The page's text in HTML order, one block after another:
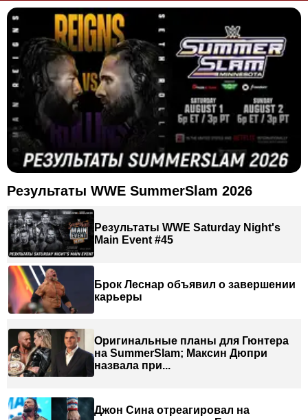
Результаты WWE SummerSlam 2026
Результаты WWE Saturday Night's
Main Event #45
Брок Леснар объявил о завершении
карьеры
Оригинальные планы для Гюнтера
на SummerSlam; Максин Дюпри
назвала при...
Джон Сина отреагировал на